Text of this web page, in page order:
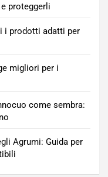
proteggerli
i prodotti adatti per
migliori per i
come sembra:
Agrumi: Guida per